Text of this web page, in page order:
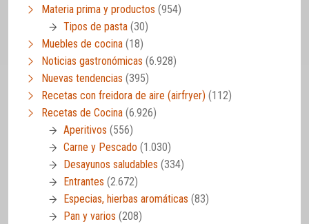
Materia prima y productos (954)
Tipos de pasta (30)
Muebles de cocina (18)
Noticias gastronómicas (6.928)
Nuevas tendencias (395)
Recetas con freidora de aire (airfryer) (112)
Recetas de Cocina (6.926)
Aperitivos (556)
Carne y Pescado (1.030)
Desayunos saludables (334)
Entrantes (2.672)
Especias, hierbas aromáticas (83)
Pan y varios (208)